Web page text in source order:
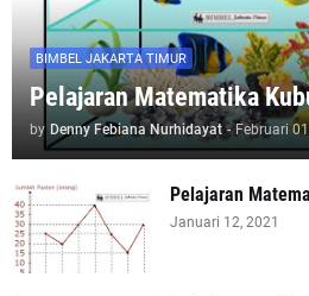
BIMBEL JAKARTA TIMUR
Pelajaran Matematika
by Denny Febiana Nurhidayat - Februari
Pelajaran
Januari 12, 2021